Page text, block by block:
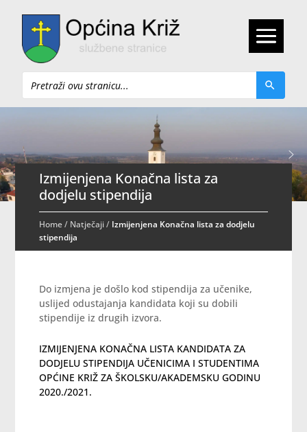
Pretraži
Izmijenjena Konačna lista za
dodjelu stipendija
Home/ Natječaji/ Izmijenjena Konačna lista za dodjelu
stipendija
Do izmjena je došlo kod stipendija za učenike,
uslijed odustajanja kandidata koji su dobili
stipendije iz drugih izvora.
IZMIJENJENA KONAČNA LISTA KANDIDATA ZA
DODJELU STIPENDIJA UČENICIMA I STUDENTIMA
OPĆINE KRIŽ ZA ŠKOLSKU/AKADEMSKU GODINU
2020./2021.